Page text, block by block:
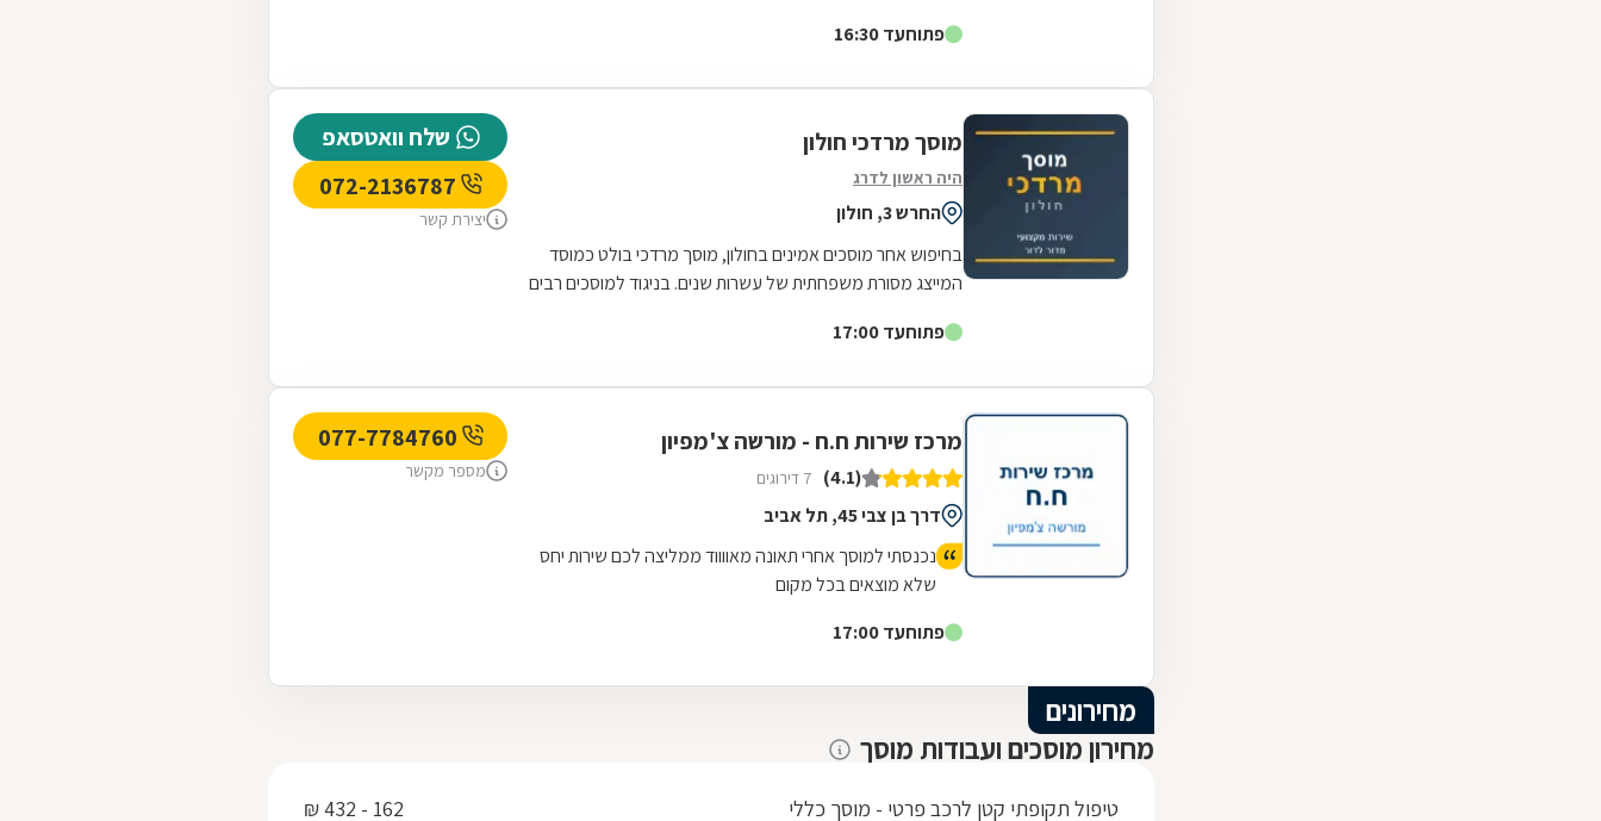
פתוחעד 16:30
מוסך מרדכי חולון
היה ראשון לדרג
החרש 3, חולון
בחיפוש אחר מוסכים אמינים בחולון, מוסך מרדכי בולט כמוסד
המייצג מסורת משפחתית של עשרות שנים. בניגוד למוסכים רבים
פתוחעד 17:00
שלח וואטסאפ
יצירת קשר
מרכז שירות ח.ח - מורשה צ'מפיון
(4.1) 7 דירוגים
דרך בן צבי 45, תל אביב
נכנסתי למוסך אחרי תאונה מאווווד ממליצה לכם שירות יחס
שלא מוצאים בכל מקום
פתוחעד 17:00
מספר מקשר
מחירונים
מחירון מוסכים ועבודות מוסך
טיפול תקופתי קטן לרכב פרטי - מוסך כללי 162 - 432 ₪